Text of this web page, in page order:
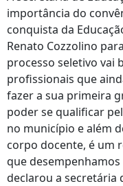
importância do
conquista da
Renato Cozzolino
processo seletivo vai
profissionais que
fazer a sua primeira
poder se qualificar
no município e além
corpo docente, é um
que
declarou a secretária